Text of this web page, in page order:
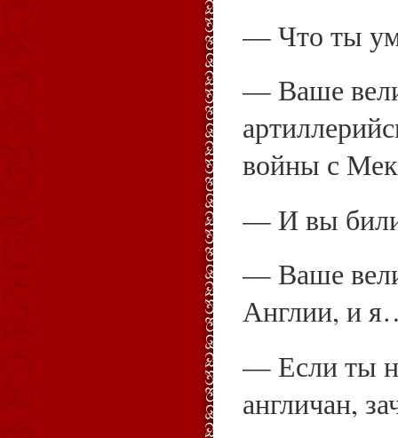
— Что ты
— Ваше
войны с
— И вы били
— Ваше
Англии, и
— Если ты
англичан,